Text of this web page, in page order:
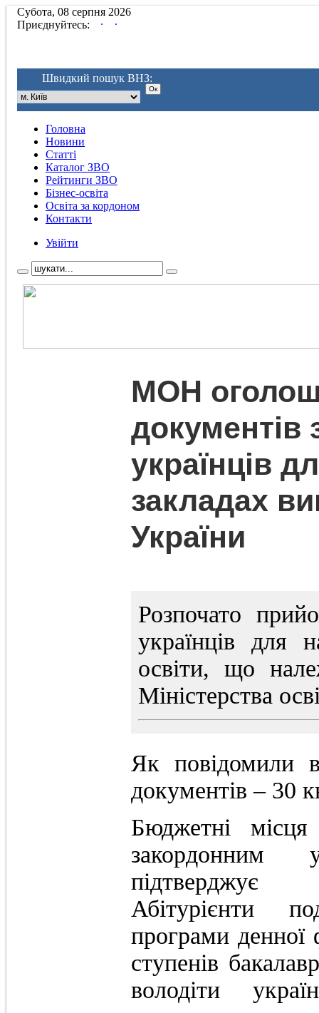
Субота, 08 серпня 2026
Приєднуйтесь:
. .
Швидкий пошук ВНЗ:
Головна
Новини
Статті
Каталог ЗВО
Рейтинги ЗВО
Бізнес-освіта
Освіта за кордоном
Контакти
Увійти
МОН
документів
українців
закладах
України
Розпочато
українців для
освіти, що
Міністерства
Як повідомили
документів – 30
Бюджетні
закордонним
підтверджує
Абітурієнти
програми денної
ступенів
володіти